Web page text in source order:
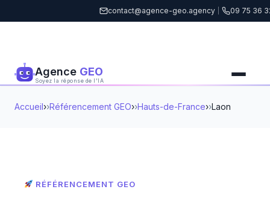
contact@agence-geo.agency 09 75 36
Agence GEO
Soyez la réponse de l'IA
Accueil› Référencement GEO› Hauts-de-France› Laon
RÉFÉRENCEMENT GEO